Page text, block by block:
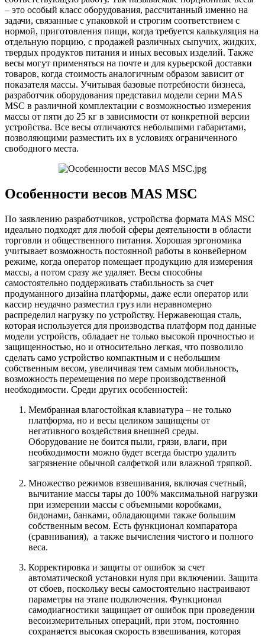
– это особый класс оборудования, рассчитанный именно на
задачи, связанные с упаковкой и строгим соответствием с
нормой, приготовления пищи, когда требуется калькуляция на
отдельную порцию, с продажей различных сыпучих, жидких,
твердых продуктов питания и иных весовых изделий. Также
весы могут применяться на почте и для курьерской доставки
товаров, когда стоимость аналогичным образом зависит от
показателя массы. Учитывая базовые потребности бизнеса,
разработчик оборудования представил модели серии MAS
MSC в различной комплектации с возможностью измерения
массы от пяти до 25 кг в зависимости от конкретной версии
устройства. Все весы отличаются небольшими габаритами,
позволяющими разместить их в условиях ограниченного
свободного места.
Особенности весов MAS MSC
По заявлению разработчиков, устройства формата MAS MSC
идеально подходят для любой сферы деятельности в области
торговли и общественного питания. Хорошая эргономика
учитывает возможность постоянной работы в конвейерном
режиме, когда оператор помещает продукцию для измерения
массы, а потом сразу же удаляет. Весы способны
самостоятельно поддерживать стабильность за счет
продуманного дизайна платформы, даже если оператор или
кассир неудачно разместил груз или неравномерно
распределил нагрузку по устройству. Нержавеющая сталь,
которая используется для производства платформ под данные
модели устройств, обладает не только высокой прочностью и
защищенностью, но и относительно легкая, что позволило
сделать само устройство компактным и с небольшим
собственным весом, увеличивая тем самым мобильность,
возможность перемещения по мере производственной
необходимости. Среди других особенностей:
Мембранная влагостойкая клавиатура – не только
платформа, но и весы целиком защищены от
негативного воздействия внешней среды.
Оборудование не боится пыли, грязи, влаги, при
необходимости можно будет всегда быстро удалить
загрязнение обычной салфеткой или влажной тряпкой.
Множество режимов взвешивания, включая счетный,
вычитание массы тары до 100% максимальной нагрузки
при измерении массы с объемными коробками,
бидонами, банками, обладающими также большим
собственным весом. Есть функционал компаратора
(сравнивания), а также вычисления чистого и полного
веса.
Корректировка и защиты от ошибок за счет
автоматической установки нуля при включении. Защита
от сбоев, поскольку весы самостоятельно настраивают
параметры на этапе подключения. Функционал
самодиагностики защищает от ошибок при проведении
весоизмерительных операций, при этом, постоянно
сохраняется высокая скорость взвешивания, которая